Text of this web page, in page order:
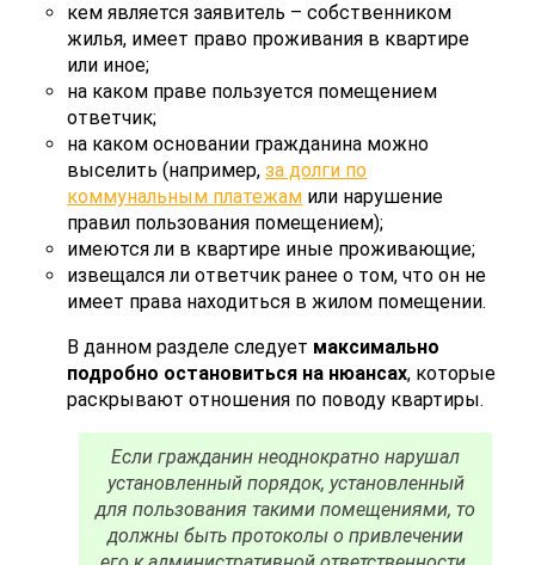
кем является заявитель – собственником
жилья, имеет право проживания в квартире
или иное;
на каком праве пользуется помещением
ответчик;
на каком основании гражданина можно
выселить (например,за долги по
коммунальным платежам или нарушение
правил пользования помещением);
имеются ли в квартире иные проживающие;
извещался ли ответчик ранее о том, что он не
имеет права находиться в жилом помещении.
В данном разделе следует максимально
подробно остановиться на нюансах, которые
раскрывают отношения по поводу квартиры.
Если гражданин неоднократно нарушал
установленный порядок, установленный
для пользования такими помещениями, то
должны быть протоколы о привлечении